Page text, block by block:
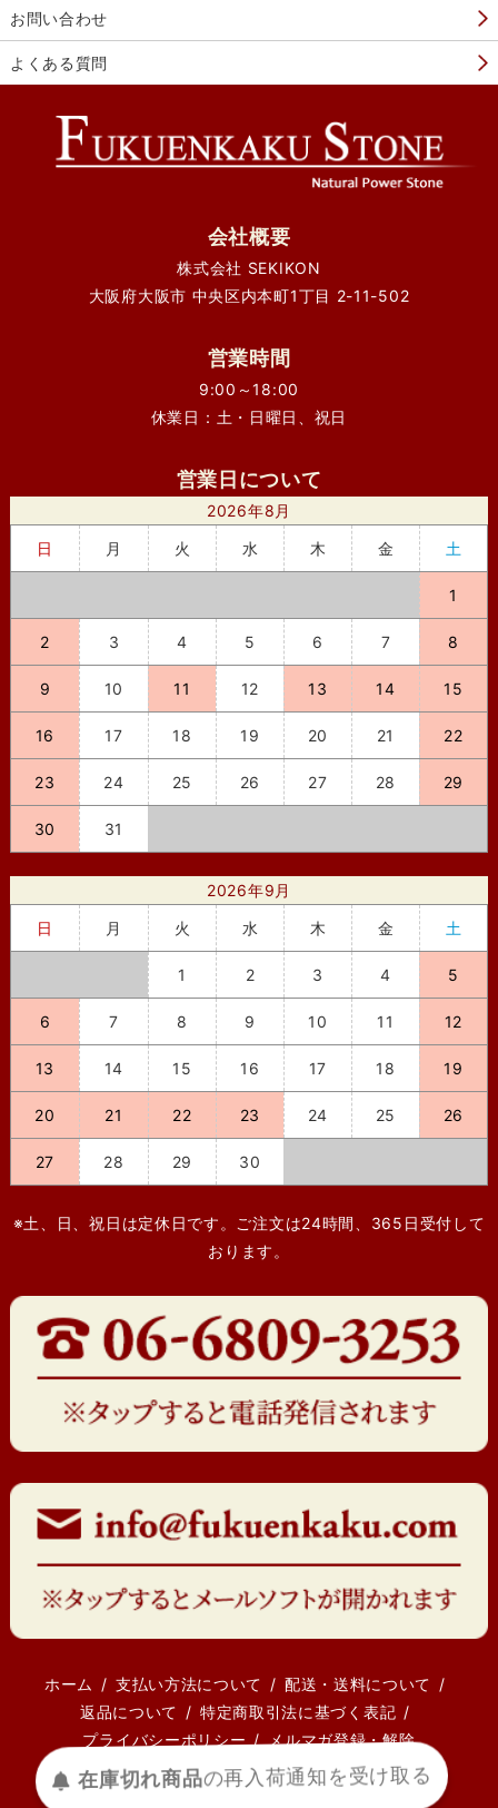
お問い合わせ
よくある質問
会社概要
株式会社 SEKIKON
大阪府大阪市 中央区内本町1丁目 2-11-502
営業時間
9:00～18:00
休業日：土・日曜日、祝日
営業日について
2026年8月
日
月 火 水 木 金 土
1
2 3 4 5 6 7 8
9 10 11 12 13 14 15
16 17 18 19 20 21 22
23 24 25 26 27 28 29
30 31
2026年9月
日
月 火 水 木 金 土
1 2 3 4 5
6 7 8 9 10 11 12
13 14 15 16 17 18 19
20 21 22 23 24 25 26
27 28 29 30
※土、日、祝日は定休日です。ご注文は24時間、365日受付して
おります。
ホーム 支払い方法について
配送・送料について
返品について
特定商取引法に基づく表記
プライバシーポリシー
メルマガ登録・解除
在庫切れ商品の再入荷通知を受け取る